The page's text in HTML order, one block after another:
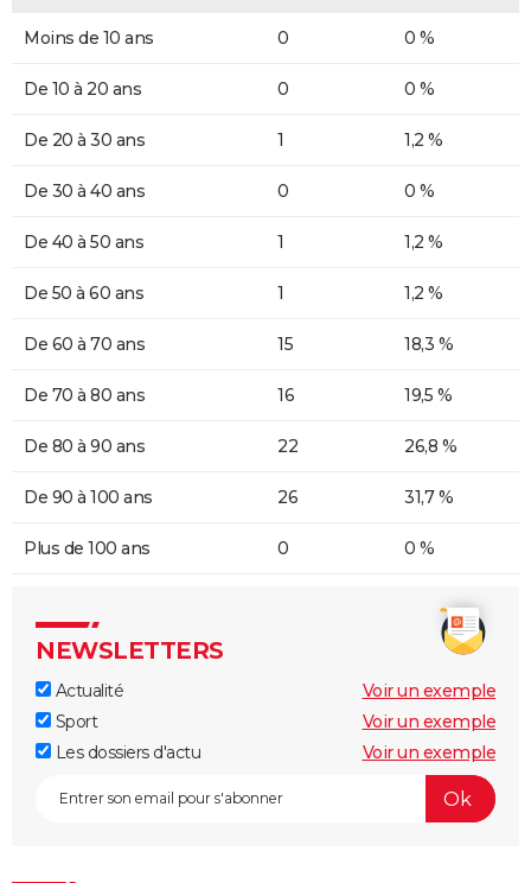
Moins de 10 ans 0 0 %
De 10 à 20 ans 0 0 %
De 20 à 30 ans 1 1,2 %
De 30 à 40 ans 0 0 %
De 40 à 50 ans 1 1,2 %
De 50 à 60 ans 1 1,2 %
De 60 à 70 ans 15 18,3 %
De 70 à 80 ans 16 19,5 %
De 80 à 90 ans 22 26,8 %
De 90 à 100 ans 26 31,7 %
Plus de 100 ans 0 0 %
NEWSLETTERS
Actualité
Voir un exemple
Sport
Voir un exemple
Les dossiers d'actu
Voir un exemple